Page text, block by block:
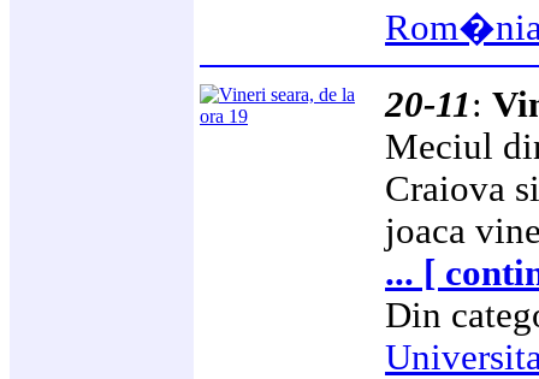
20-11:
Meciul
Craiova
joaca
... [
Din